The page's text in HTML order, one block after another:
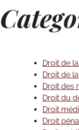
Droit de
Droit de
Droit des
Droit du
Droit
Droit